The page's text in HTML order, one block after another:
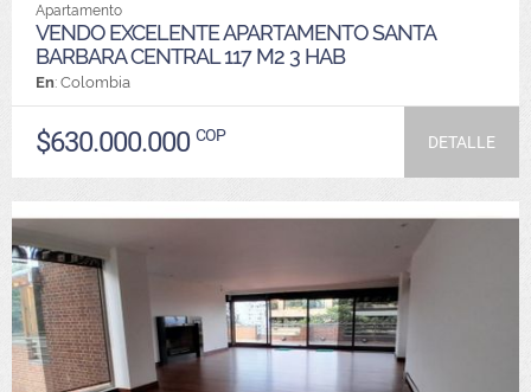
Apartamento
VENDO EXCELENTE APARTAMENTO SANTA
BARBARA CENTRAL 117 M2 3 HAB
En: Colombia
$630.000.000 COP DETALLE